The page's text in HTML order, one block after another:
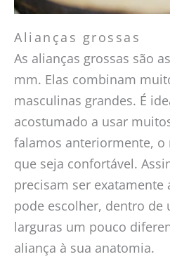
Alianças grossas
As alianças grossas são
mm. Elas combinam
masculinas grandes. É
acostumado a usar
falamos anteriormente,
que seja confortável.
precisam ser exatamente
pode escolher, dentro de
larguras um pouco
aliança à sua anatomia.